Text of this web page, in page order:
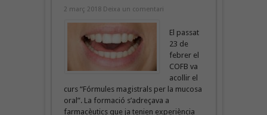
2 març 2018 Deixa un comentari
El passat
23 de
febrer el
COFB va
acollir el
curs “Fórmules magistrals per la mucosa
oral”. La formació s’adreçava a
farmacèutics que ja tenien experiència